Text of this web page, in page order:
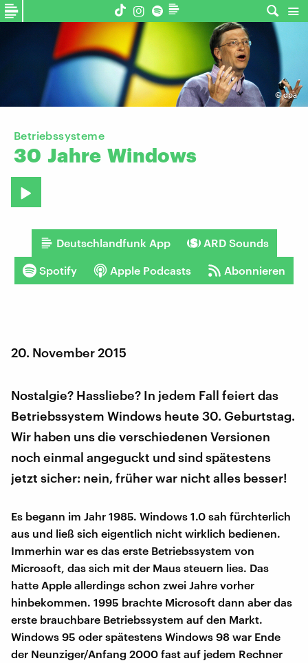
©dpa
Betriebssysteme
30 Jahre Windows
Deutschlandfunk App ARD Sounds
Spotify Apple Podcasts Abonnieren
20. November 2015
Nostalgie? Hassliebe? In jedem Fall feiert das
Betriebssystem Windows heute 30. Geburtstag.
Wir haben uns die verschiedenen Versionen
noch einmal angeguckt und sind spätestens
jetzt sicher: nein, früher war nicht alles besser!
Es begann im Jahr 1985. Windows 1.0 sah fürchterlich
aus und ließ sich eigentlich nicht wirklich bedienen.
Immerhin war es das erste Betriebssystem von
Microsoft, das sich mit der Maus steuern lies. Das
hatte Apple allerdings schon zwei Jahre vorher
hinbekommen. 1995 brachte Microsoft dann aber das
erste brauchbare Betriebssystem auf den Markt.
Windows 95 oder spätestens Windows 98 war Ende
der Neunziger/Anfang 2000 fast auf jedem Rechner